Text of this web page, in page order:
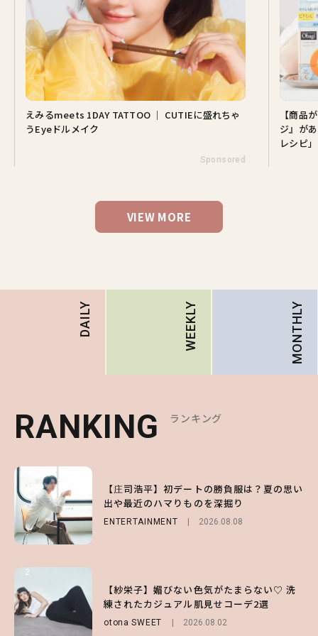
えみるmeets 1DAY TATTOO ｜ CUTIEに盛れちゃ
うEyeドルメイク
Sponsored
【商品
ジ』が
レシピ」
VIEW MORE
DAILY WEEKLY MONTHLY
RANKING ランキング
【庄司浩平】初デートの勝負服は？夏の思い
出や最近のハマりものを深掘り
ENTERTAINMENT 2026.08.08
2
【紗栄子】媚びない色気がたまらない♡ 洗
練されたカジュアル肌見せコーデ2選
otona SWEET 2026.08.02
RANKING ランキング
【大原優乃】夏メイクはプレイフルに！ドキ
ッとしちゃう色っぽ“うるみ目”のつくり方
BEAUTY 2026.08.01
2
【森香澄】理想のスタイルはどう作る？体型
キープの秘訣や夏の過ごし方など独占インタ
ビュー！
ENTERTAINMENT
RANKING ランキング
【SNIDEL】長濱ねるとロマンティックトラ
ッドな秋はじめ｜2026秋の新作コーデ4選
FASHION Sponsored 2026.07.10
2
【付録】総柄ハローキティが可愛すぎ♡ 紀
ノ国屋コラボの“優秀保冷バッグ”は夏の強
い味方！【オトナミューズ9月号増刊】
2026.07.12